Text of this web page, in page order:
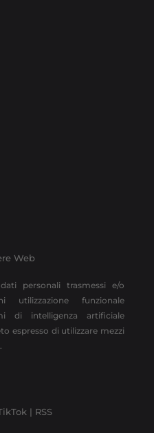
Web
personali trasmessi e/o
funzionale
di intelligenza artificiale
espresso di utilizzare mezzi
| RSS